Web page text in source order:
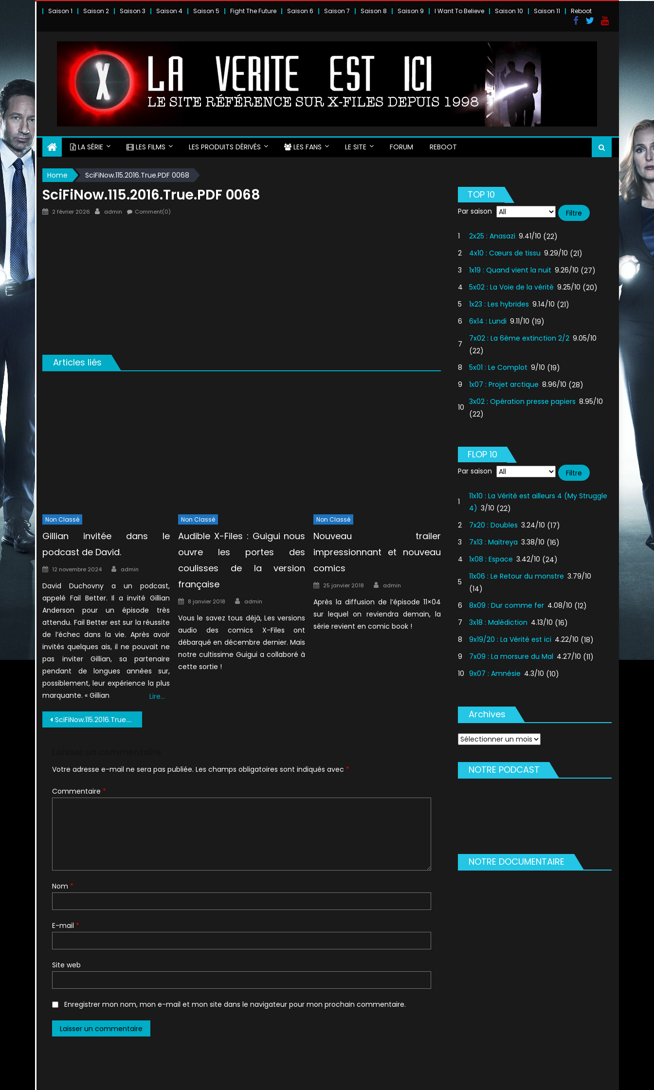
Saison 1 Saison 2 Saison 3 Saison 4 Saison 5 Fight The Future Saison 6 Saison 7 Saison 8 Saison 9 I Want To Believe Saison 10 Saison 11 Reboot
LA SÉRIE LES FILMS LES PRODUITS DÉRIVÉS LES FANS LE SITE FORUM REBOOT
Home SciFiNow.115.2016.True.PDF 0068
SciFiNow.115.2016.True.PDF 0068
Posted
2 février 2026 Author
admin Comment(0)
Articles liés
Non Classé
Gillian invitée dans le
podcast de David.
Posted
12 novembre 2024 Author
admin
David Duchovny a un podcast,
appelé Fail Better. Il a invité Gillian
Anderson pour un épisode très
attendu. Fail Better est sur la réussite
de l’échec dans la vie. Après avoir
invités quelques ais, il ne pouvait ne
pas inviter Gillian, sa partenaire
pendant de longues années sur,
possiblement, leur expérience la plus
marquante. « Gillian
Lire…
Non Classé
Audible X-Files : Guigui nous
ouvre les portes des
coulisses de la version
française
Posted
8 janvier 2018 Author
admin
Vous le savez tous déjà, Les versions
audio des comics X-Files ont
débarqué en décembre dernier. Mais
notre cultissime Guigui a collaboré à
cette sortie !
Non Classé
Nouveau trailer
impressionnant et nouveau
comics
Posted
25 janvier 2018 Author
admin
Après la diffusion de l’épisode 11×04
sur lequel on reviendra demain, la
série revient en comic book !
Navigation
SciFiNow.115.2016.True.PDF 0068
Votre adresse e-mail ne sera pas publiée. Les champs obligatoires sont indiqués avec *
Commentaire *
Nom *
E-mail *
Site web
Enregistrer mon nom, mon e-mail et mon site dans le navigateur pour mon prochain commentaire.
TOP 10
Par saison
1 2x25 : Anasazi 9.41/10 (22)
2
4x10 : Cœurs de tissu 9.29/10 (21)
3
1x19 : Quand vient la nuit 9.26/10 (27)
4
5x02 : La Voie de la vérité 9.25/10 (20)
5
1x23 : Les hybrides 9.14/10 (21)
6
6x14 : Lundi 9.11/10 (19)
7
7x02 : La 6ème extinction 2/2 9.05/10
(22)
8
5x01 : Le Complot 9/10 (19)
9
1x07 : Projet arctique 8.96/10 (28)
10
3x02 : Opération presse papiers 8.95/10
(22)
FLOP 10
Par saison
1
11x10 : La Vérité est ailleurs 4 (My Struggle
4) 3/10 (22)
2
7x20 : Doubles 3.24/10 (17)
3
7x13 : Maitreya 3.38/10 (16)
4
1x08 : Espace 3.42/10 (24)
5
11x06 : Le Retour du monstre 3.79/10
(14)
6
8x09 : Dur comme fer 4.08/10 (12)
7
3x18 : Malédiction 4.13/10 (16)
8
9x19/20 : La Vérité est ici 4.22/10 (18)
9
7x09 : La morsure du Mal 4.27/10 (11)
10 9x07 : Amnésie 4.3/10 (10)
Archives
Archives
NOTRE PODCAST
NOTRE DOCUMENTAIRE